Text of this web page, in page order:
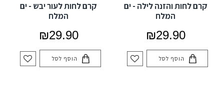
קרם לחות והזנה לילה - ים
המלח
₪29.90
הוסף לסל
קרם לחות לעור יבש - ים
המלח
₪29.90
הוסף לסל